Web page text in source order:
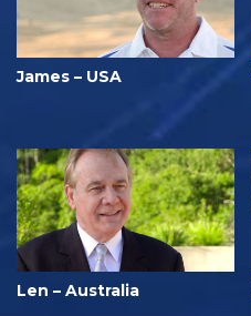
James – USA
Len – Australia